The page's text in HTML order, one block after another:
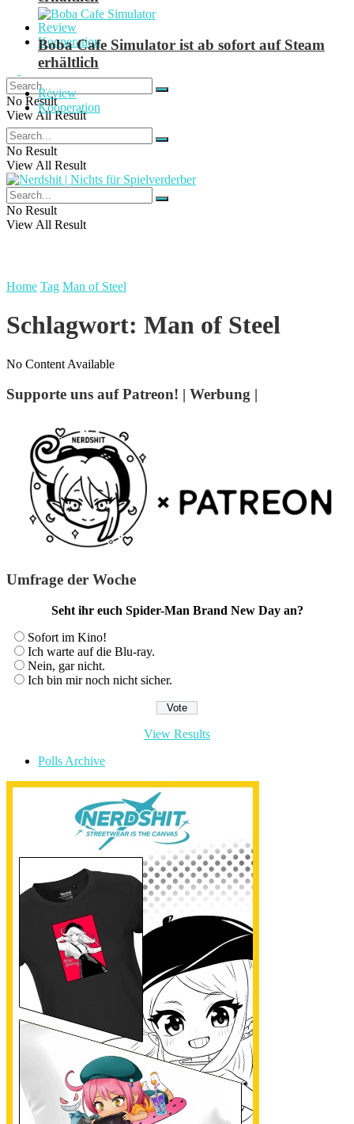
Review
Kooperation
No Result
View All Result
Boba Cafe Simulator ist ab sofort auf Steam
erhältlich
Review
Kooperation
No Result
View All Result
No Result
View All Result
Home Tag Man of Steel
Schlagwort: Man of Steel
No Content Available
Supporte uns auf Patreon! | Werbung |
Umfrage der Woche
Seht ihr euch Spider-Man Brand New Day an?
Sofort im Kino!
Ich warte auf die Blu-ray.
Nein, gar nicht.
Ich bin mir noch nicht sicher.
View Results
Polls Archive